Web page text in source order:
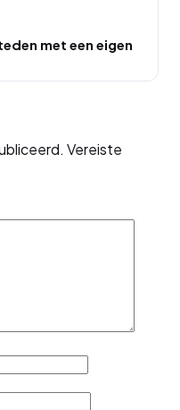
met een eigen
Vereiste